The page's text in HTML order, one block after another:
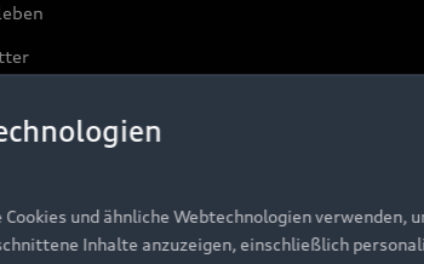
und ähnliche Webtechnologien verwenden,
Inhalte anzuzeigen, einschließlich